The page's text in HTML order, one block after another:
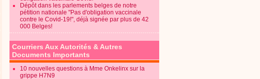
Dépôt dans les parlements belges de notre
pétition nationale "Pas d'obligation vaccinale
contre le Covid-19!", déjà signée par plus de 42
000 Belges!
Courriers Aux Autorités & Autres
Documents Importants
10 nouvelles questions à Mme Onkelinx sur la
grippe H7N9